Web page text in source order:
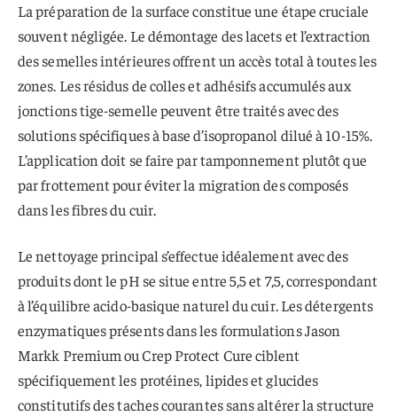
La préparation de la surface constitue une étape cruciale
souvent négligée. Le démontage des lacets et l’extraction
des semelles intérieures offrent un accès total à toutes les
zones. Les résidus de colles et adhésifs accumulés aux
jonctions tige-semelle peuvent être traités avec des
solutions spécifiques à base d’isopropanol dilué à 10-15%.
L’application doit se faire par tamponnement plutôt que
par frottement pour éviter la migration des composés
dans les fibres du cuir.
Le nettoyage principal s’effectue idéalement avec des
produits dont le pH se situe entre 5,5 et 7,5, correspondant
à l’équilibre acido-basique naturel du cuir. Les détergents
enzymatiques présents dans les formulations Jason
Markk Premium ou Crep Protect Cure ciblent
spécifiquement les protéines, lipides et glucides
constitutifs des taches courantes sans altérer la structure